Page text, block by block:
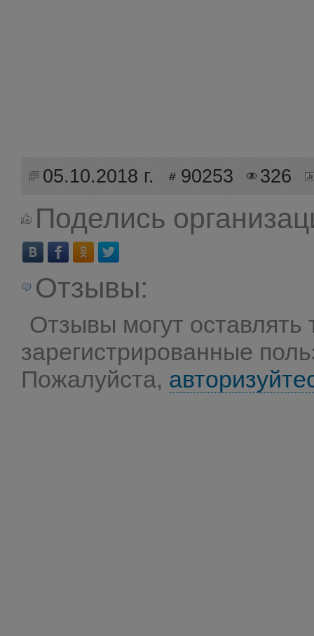
05.10.2018 г. 90253 326
Поделись
Отзывы:
Отзывы могут оставлять
зарегистрированные
Пожалуйста,